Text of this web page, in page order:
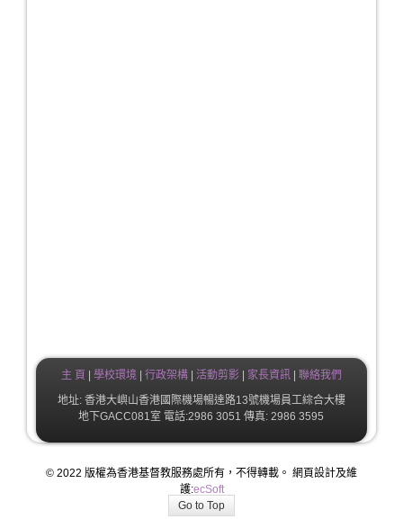
主 頁 學校環境| 行政架構| 活動剪影| 家長資訊| 聯絡我們
地址: 香港大嶼山香港國際機場暢達路13號機場員工綜合大樓
地下GACC081室 電話:2986 3051 傳真: 2986 3595
© 2022 版權為香港基督教服務處所有，不得轉載。 網頁設計及維
護:ecSoft
Go to Top